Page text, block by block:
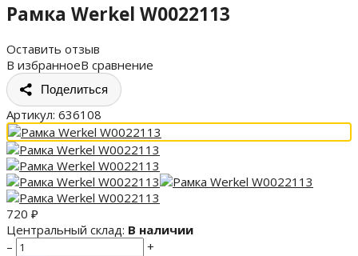
Рамка Werkel W0022113
Оставить отзыв
В избранноеВ сравнение
Поделиться
Артикул: 636108
720 ₽
Центральный склад: В наличии
–
+